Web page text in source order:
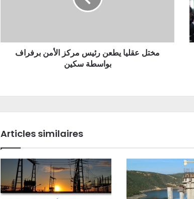
مختل عقليا يطعن رئيس مركز الأمن برفراف
بواسطة سكين
Articles similaires